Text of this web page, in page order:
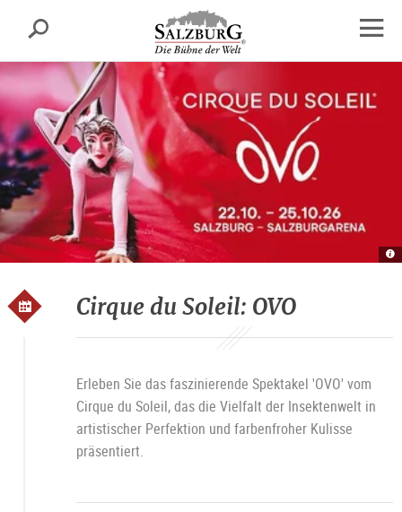
sr.skipnav.Zum
Inhalt
springen
sr.skipnav.Zum
Hauptmenü
springen
sr.skipnav.Zu
den
Kontaktinformationen
Suche
du
Cirque du Soleil: OVO
Erleben Sie das faszinierende Spektakel 'OVO' vom
Cirque du Soleil, das die Vielfalt der Insektenwelt in
artistischer Perfektion und farbenfroher Kulisse
präsentiert.